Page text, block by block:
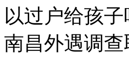
以过户给孩子
南昌外遇调